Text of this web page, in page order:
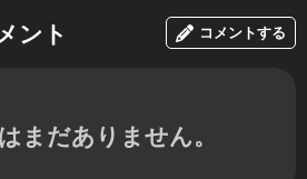
ント コメントする
まだありません。